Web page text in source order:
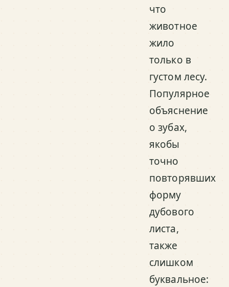
что
животное
жило
только в
густом лесу.
Популярное
объяснение
о зубах,
якобы
точно
повторявших
форму
дубового
листа,
также
слишком
буквальное: